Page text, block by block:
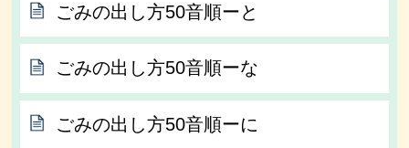
ごみの出し方50音順ーと
ごみの出し方50音順ーな
ごみの出し方50音順ーに